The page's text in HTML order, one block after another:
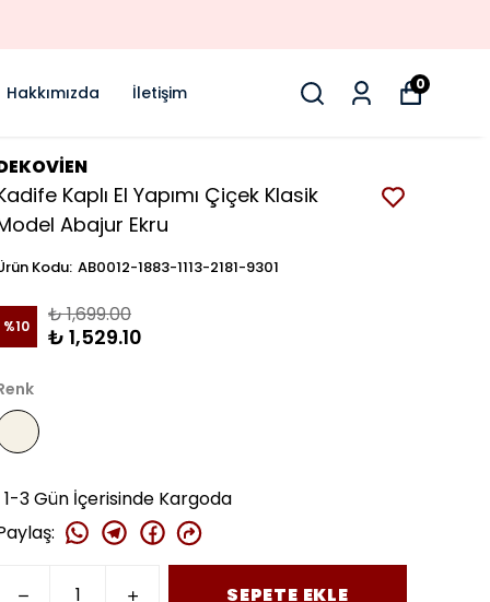
Hakkımızda İletişim 0
Kaplı El Yapımı Çiçek Klasik
Abajur Ekru
Kodu: AB0012-1883-1113-2181-9301
%10 ₺ 1,699.00
₺ 1,529.10
1-3 Gün İçerisinde Kargoda
:
SEPETE EKLE